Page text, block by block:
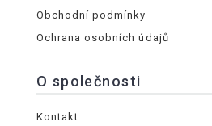
Obchodní podmínky
Ochrana osobních údajů
O společnosti
Kontakt